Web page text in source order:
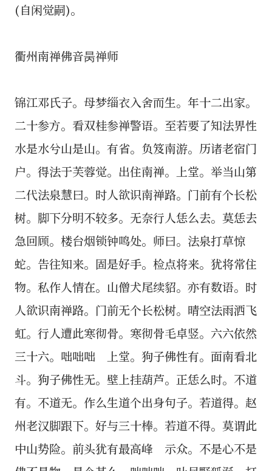
(自闲觉嗣)。
衢州南禅佛音昺禅师
锦江邓氏子。母梦缁衣入舍而生。年十二出家。
二十参方。看双桂参禅警语。至若要了知法界性
水是水兮山是山。有省。负笈南游。历诸老宿门
户。得法于芙蓉觉。出住南禅。上堂。举当山第
二代法泉慧曰。时人欲识南禅路。门前有个长松
树。脚下分明不较多。无奈行人恁么去。莫恁去
急回顾。楼台烟锁钟鸣处。师曰。法泉打草惊
蛇。告往知来。固是好手。检点将来。犹将常住
物。私作人情在。山僧犬尾续貂。亦有数语。时
人欲识南禅路。门前无个长松树。晴空法雨洒飞
虹。行人遭此寒彻骨。寒彻骨毛卓竖。六六依然
三十六。咄咄咄 上堂。狗子佛性有。面南看北
斗。狗子佛性无。壁上挂葫芦。正恁么时。不道
有。不道无。作么生道个出身句子。若道得。赵
州老汉脚跟下。好与三十棒。若道不得。莫谓此
中山势险。前头犹有最高峰 示众。不是心不是